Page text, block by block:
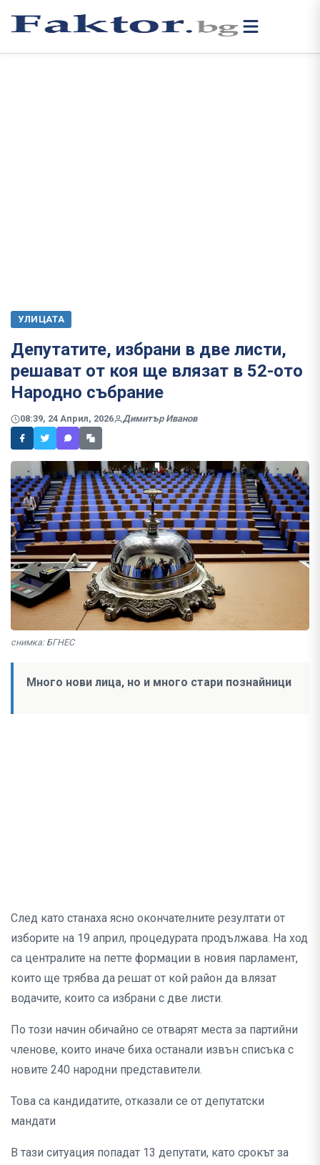
УЛИЦАТА
Депутатите, избрани в две листи,
решават от коя ще влязат в 52-ото
Народно събрание
08:39, 24 Април, 2026 Димитър Иванов
снимка: БГНЕС
Много нови лица, но и много стари познайници
След като станаха ясно окончателните резултати от
изборите на 19 април, процедурата продължава. На ход
са централите на петте формации в новия парламент,
които ще трябва да решат от кой район да влязат
водачите, които са избрани с две листи.
По този начин обичайно се отварят места за партийни
членове, които иначе биха останали извън списъка с
новите 240 народни представители.
Това са кандидатите, отказали се от депутатски
мандати
В тази ситуация попадат 13 депутати, като срокът за